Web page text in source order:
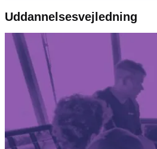
Uddannelsesvejledning